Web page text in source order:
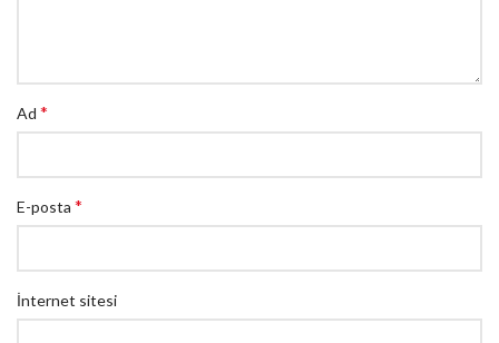
Ad *
E-posta *
İnternet sitesi